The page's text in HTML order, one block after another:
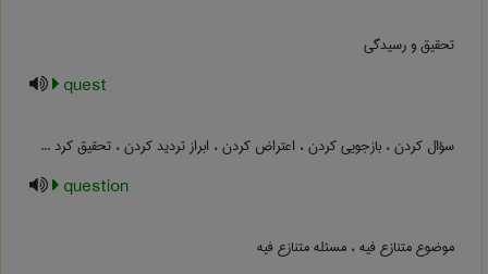
تحقیق و رسیدگی
quest
سؤال کردن ، بازجویی کردن ، اعتراض کردن ، ابراز تردید کردن ، تحقیق کرد ...
question
موضوع متنازع فیه ، مسئله متنازع فیه